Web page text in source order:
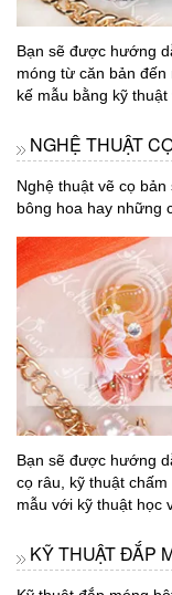
Bạn sẽ được hướng
móng từ căn bản
kế mẫu bằng kỹ
NGHỆ THUẬT
Nghệ thuật vẽ cọ
bông hoa hay những
Bạn sẽ được hướng
cọ râu, kỹ thuật
mẫu với kỹ thuật học
KỸ THUẬT ĐẮP